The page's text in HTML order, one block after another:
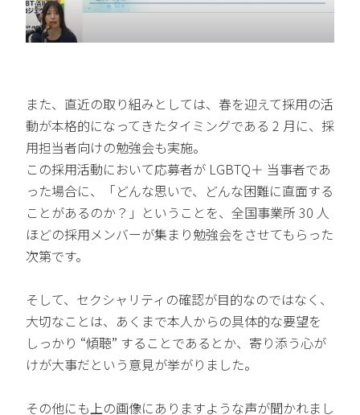
また、直近の取り組みとしては、春を迎えて採用の活
動が本格的になってきたタイミングである 2 月に、採
用担当者向けの勉強会も実施。
この採用活動において応募者が LGBTQ＋ 当事者であ
った場合に、「どんな思いで、どんな困難に直面する
ことがあるのか？」ということを、全国事業所 30 人
ほどの採用メンバーが集まり勉強会をさせてもらった
次第です。
そして、セクシャリティの確認が目的なのではなく、
大切なことは、あくまで本人からの具体的な要望を
しっかり “傾聴” することであるとか、寄り添う心が
けが大事だという意見が挙がりました。
その他にも上の画像にありますような声が聞かれまし